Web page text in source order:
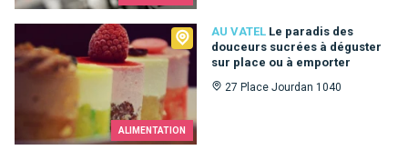
ALIMENTATION
AU VATEL Le paradis des
douceurs sucrées à déguster
sur place ou à emporter
27 Place Jourdan 1040